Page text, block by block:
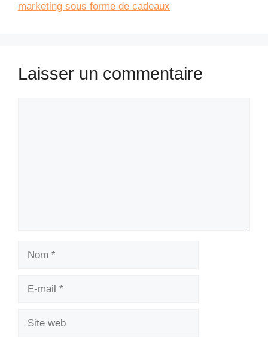
marketing sous forme de cadeaux
Laisser un commentaire